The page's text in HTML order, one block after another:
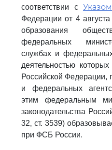
соответствии с Указом
Федерации от 4
образования
федеральных
службах и федеральных
деятельностью
Российской
и федеральных
этим федеральным
законодательства
32, ст. 3539)
при ФСБ России.